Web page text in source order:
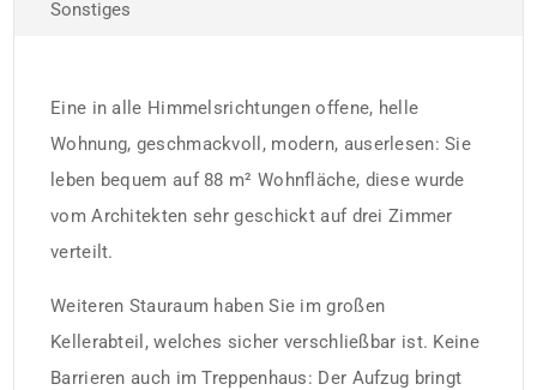
Sonstiges
Eine in alle Himmelsrichtungen offene, helle
Wohnung, geschmackvoll, modern, auserlesen: Sie
leben bequem auf 88 m² Wohnfläche, diese wurde
vom Architekten sehr geschickt auf drei Zimmer
verteilt.
Weiteren Stauraum haben Sie im großen
Kellerabteil, welches sicher verschließbar ist. Keine
Barrieren auch im Treppenhaus: Der Aufzug bringt